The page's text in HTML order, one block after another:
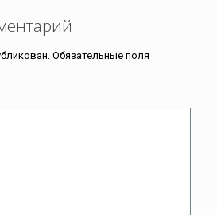
Обязательные поля